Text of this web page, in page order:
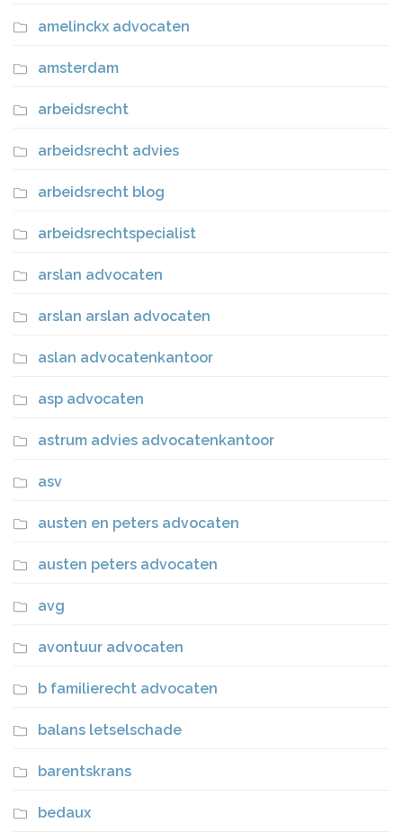
amelinckx advocaten
amsterdam
arbeidsrecht
arbeidsrecht advies
arbeidsrecht blog
arbeidsrechtspecialist
arslan advocaten
arslan arslan advocaten
aslan advocatenkantoor
asp advocaten
astrum advies advocatenkantoor
asv
austen en peters advocaten
austen peters advocaten
avg
avontuur advocaten
b familierecht advocaten
balans letselschade
barentskrans
bedaux